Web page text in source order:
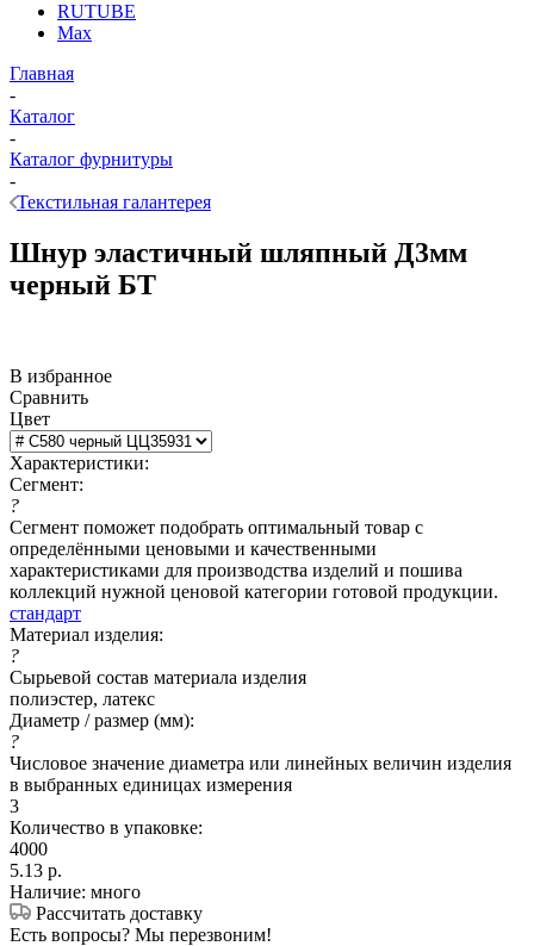
RUTUBE
Max
Главная
-
Каталог
-
Каталог фурнитуры
-
Текстильная галантерея
Шнур эластичный шляпный Д3мм
черный БТ
В избранное
Сравнить
Цвет
Характеристики:
Сегмент:
?
Сегмент поможет подобрать оптимальный товар с
определёнными ценовыми и качественными
характеристиками для производства изделий и пошива
коллекций нужной ценовой категории готовой продукции.
стандарт
Материал изделия:
?
Сырьевой состав материала изделия
полиэстер, латекс
Диаметр / размер (мм):
?
Числовое значение диаметра или линейных величин изделия
в выбранных единицах измерения
3
Количество в упаковке:
4000
5.13 р.
Наличие: много
Рассчитать доставку
Есть вопросы? Мы перезвоним!